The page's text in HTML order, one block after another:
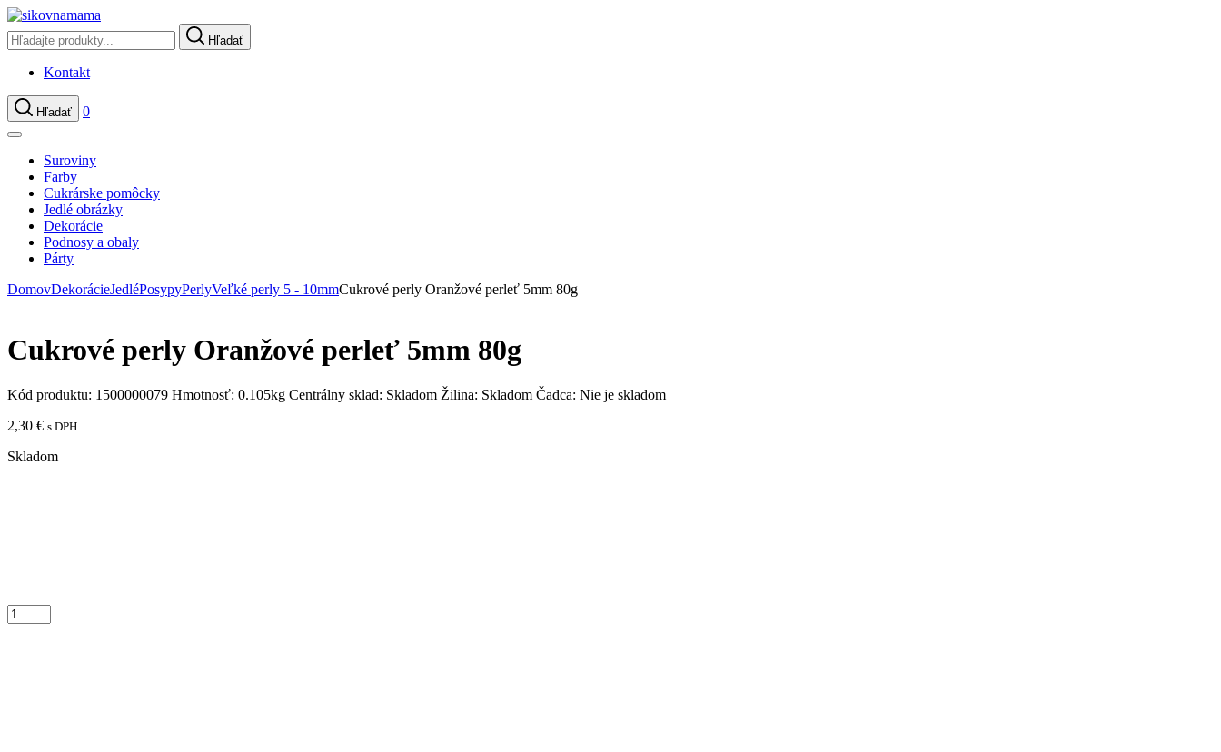
Hľadať
Kontakt
Hľadať 0
Suroviny
Farby
Cukrárske pomôcky
Jedlé obrázky
Dekorácie
Podnosy a obaly
Párty
DomovDekorácieJedléPosypyPerlyVeľké perly 5 - 10mmCukrové perly Oranžové perleť 5mm 80g
Cukrové perly Oranžové perleť 5mm 80g
Kód produktu: 1500000079 Hmotnosť: 0.105kg Centrálny sklad: Skladom Žilina: Skladom Čadca: Nie je skladom
2,30 € s DPH
Skladom